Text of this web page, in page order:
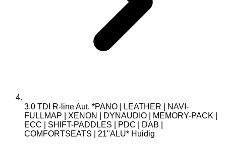
3.0 TDI R-line Aut. *PANO | LEATHER | NAVI-
FULLMAP | XENON | DYNAUDIO | MEMORY-PACK |
ECC | SHIFT-PADDLES | PDC | DAB |
COMFORTSEATS | 21"ALU* Huidig